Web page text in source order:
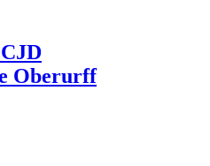
CJD
Oberurff